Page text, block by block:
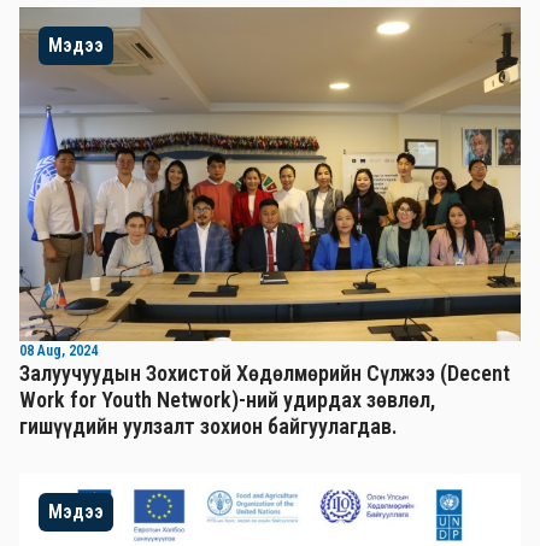
Мэдээ
08 Aug, 2024
Залуучуудын Зохистой Хөдөлмөрийн Сүлжээ (Decent
Work for Youth Network)-ний удирдах зөвлөл,
гишүүдийн уулзалт зохион байгуулагдав.
Мэдээ